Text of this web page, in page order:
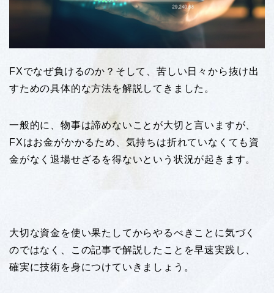
FXでなぜ負けるのか？そして、苦しい日々から抜け出
すための具体的な方法を解説してきました。
一般的に、物事は諦めないことが大切と言いますが、
FXはお金がかかるため、気持ちは折れていなくても資
金がなく退場せざるを得ないという状況が起きます。
大切な資金を使い果たしてからやるべきことに気づく
のではなく、この記事で解説したことを早速実践し、
確実に技術を身につけていきましょう。